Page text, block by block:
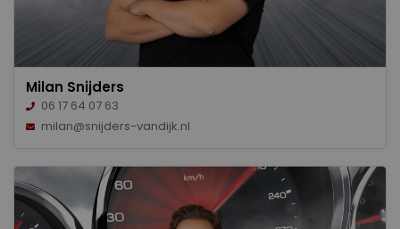
Milan Snijders
06 17 64 07 63
milan@snijders-vandijk.nl